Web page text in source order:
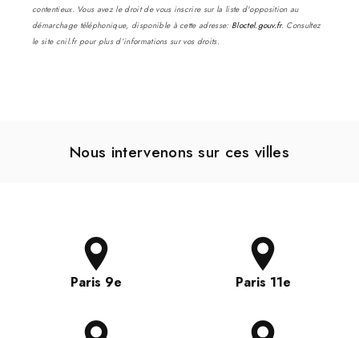
contentieux. Vous avez le droit de vous inscrire sur la liste d'opposition au
démarchage téléphonique, disponible à cette adresse: Bloctel.gouv.fr. Consultez
le site cnil.fr pour plus d’informations sur vos droits.
Nous intervenons sur ces villes
Paris 9e Paris 11e